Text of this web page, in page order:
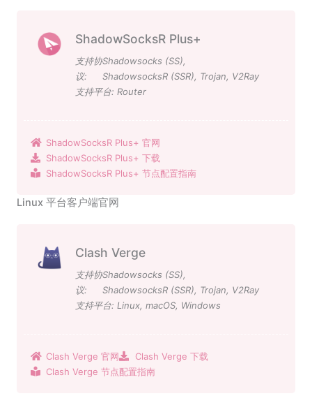
ShadowSocksR Plus+
支持协
议:
Shadowsocks (SS),
ShadowsocksR (SSR), Trojan, V2Ray
支持平台: Router
ShadowSocksR Plus+ 官网
ShadowSocksR Plus+ 下载
ShadowSocksR Plus+ 节点配置指南
Linux 平台客户端官网
Clash Verge
支持协
议:
Shadowsocks (SS),
ShadowsocksR (SSR), Trojan, V2Ray
支持平台: Linux, macOS, Windows
Clash Verge 官网
Clash Verge 下载
Clash Verge 节点配置指南